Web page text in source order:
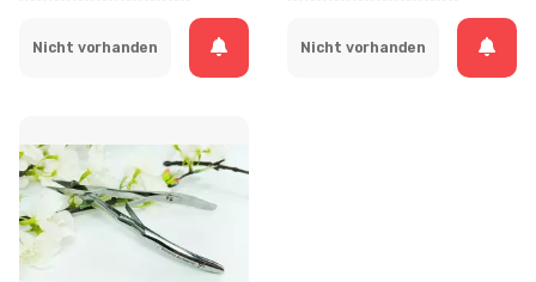
Nicht vorhanden Nicht vorhanden